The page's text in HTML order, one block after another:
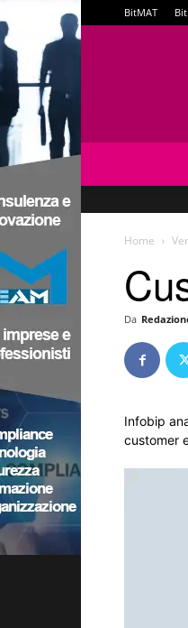
BitMAT
Home
Da
Infobip
customer